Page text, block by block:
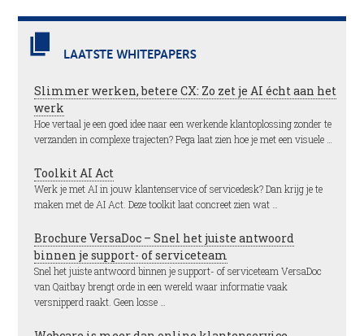
LAATSTE WHITEPAPERS
Slimmer werken, betere CX: Zo zet je AI écht aan het
werk
Hoe vertaal je een goed idee naar een werkende klantoplossing zonder te
verzanden in complexe trajecten? Pega laat zien hoe je met een visuele …
Toolkit AI Act
Werk je met AI in jouw klantenservice of servicedesk? Dan krijg je te
maken met de AI Act. Deze toolkit laat concreet zien wat …
Brochure VersaDoc – Snel het juiste antwoord
binnen je support- of serviceteam
Snel het juiste antwoord binnen je support- of serviceteam VersaDoc
van Qaitbay brengt orde in een wereld waar informatie vaak
versnipperd raakt. Geen losse …